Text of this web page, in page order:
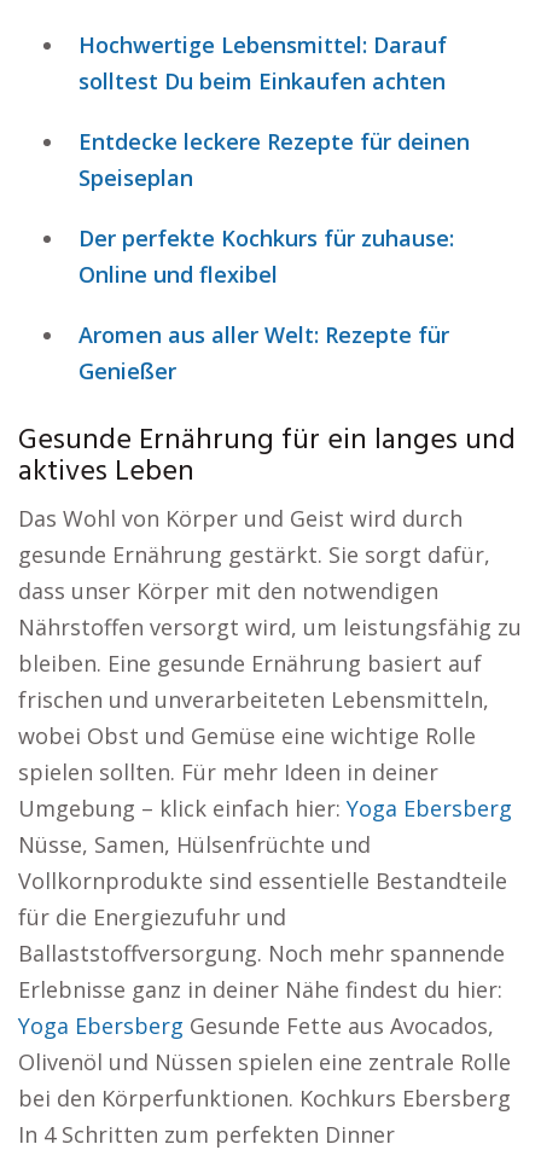
Hochwertige Lebensmittel: Darauf
solltest Du beim Einkaufen achten
Entdecke leckere Rezepte für deinen
Speiseplan
Der perfekte Kochkurs für zuhause:
Online und flexibel
Aromen aus aller Welt: Rezepte für
Genießer
Gesunde Ernährung für ein langes und
aktives Leben
Das Wohl von Körper und Geist wird durch
gesunde Ernährung gestärkt. Sie sorgt dafür,
dass unser Körper mit den notwendigen
Nährstoffen versorgt wird, um leistungsfähig zu
bleiben. Eine gesunde Ernährung basiert auf
frischen und unverarbeiteten Lebensmitteln,
wobei Obst und Gemüse eine wichtige Rolle
spielen sollten. Für mehr Ideen in deiner
Umgebung – klick einfach hier: Yoga Ebersberg
Nüsse, Samen, Hülsenfrüchte und
Vollkornprodukte sind essentielle Bestandteile
für die Energiezufuhr und
Ballaststoffversorgung. Noch mehr spannende
Erlebnisse ganz in deiner Nähe findest du hier:
Yoga Ebersberg Gesunde Fette aus Avocados,
Olivenöl und Nüssen spielen eine zentrale Rolle
bei den Körperfunktionen. Kochkurs Ebersberg
In 4 Schritten zum perfekten Dinner